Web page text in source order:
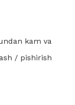
kam va
/ pishirish